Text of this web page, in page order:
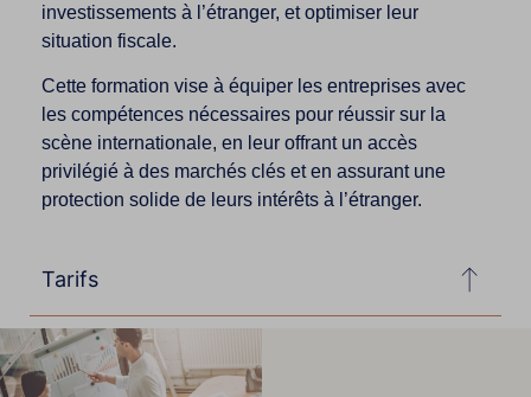
investissements à l’étranger, et optimiser leur
situation fiscale.
Cette formation vise à équiper les entreprises avec
les compétences nécessaires pour réussir sur la
scène internationale, en leur offrant un accès
privilégié à des marchés clés et en assurant une
protection solide de leurs intérêts à l’étranger.
Tarifs